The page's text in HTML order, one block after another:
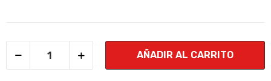
AÑADIR AL CARRITO